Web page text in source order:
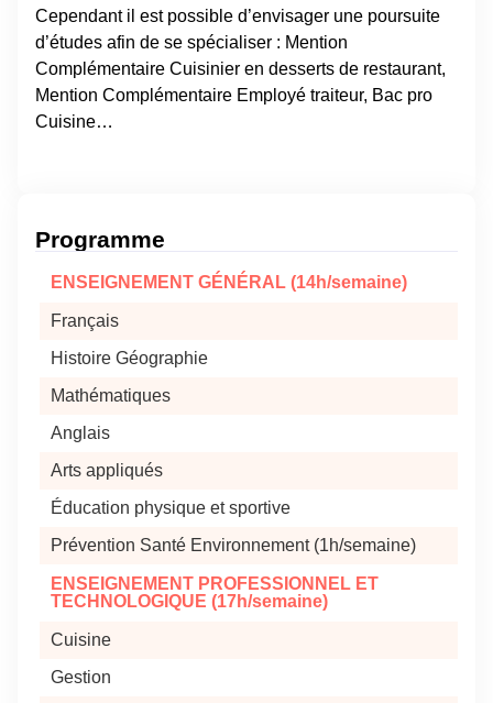
Cependant il est possible d’envisager une poursuite
d’études afin de se spécialiser : Mention
Complémentaire Cuisinier en desserts de restaurant,
Mention Complémentaire Employé traiteur, Bac pro
Cuisine…
Programme
ENSEIGNEMENT GÉNÉRAL (14h/semaine)
Français
Histoire Géographie
Mathématiques
Anglais
Arts appliqués
Éducation physique et sportive
Prévention Santé Environnement (1h/semaine)
ENSEIGNEMENT PROFESSIONNEL ET
TECHNOLOGIQUE (17h/semaine)
Cuisine
Gestion